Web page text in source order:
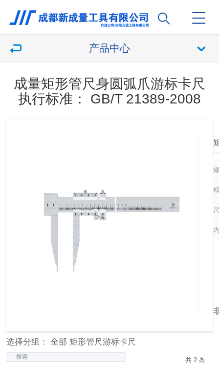
产品中心
成量矩形管尺身圆弧爪游标卡尺
执行标准： GB/T 21389-2008
选择分组： 全部 矩形管尺游标卡尺
搜索 共 2 条